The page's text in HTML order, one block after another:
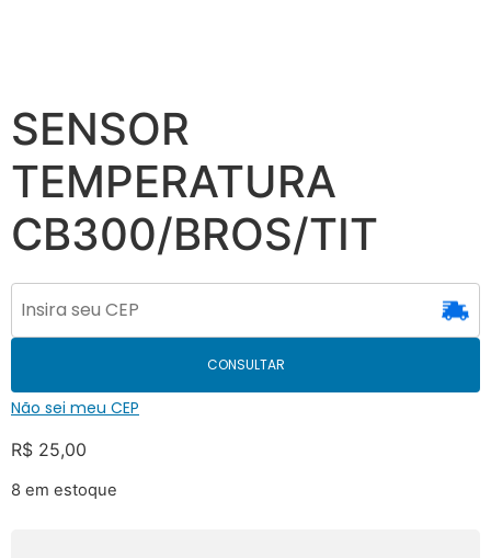
SENSOR
TEMPERATURA
CB300/BROS/TIT
CONSULTAR
Não sei meu CEP
R$ 25,00
8 em estoque